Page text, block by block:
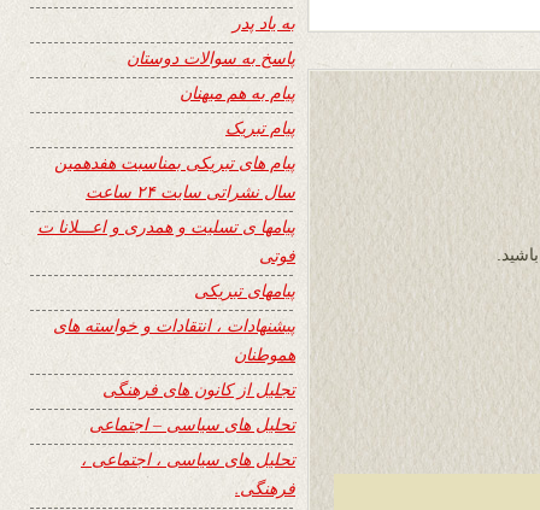
به یاد پدر
پاسخ به سوالات دوستان
پیام به هم میهنان
پیام تبریک
پیام های تبریکی بمناسبت هفدهمین
سال نشراتی سایت ۲۴ ساعت
پیامها ی تسلیت و همدری و اعـــلانا ت
فوتی
پیامهای تبریکی
پیشنهادات ، انتقادات و خواسته های
هموطنان
تجلیل از کانون های فرهنگی
تحلیل های سیاسی – اجتماعی
تحلیل های سیاسی ، اجتماعی ،
فرهنگی.